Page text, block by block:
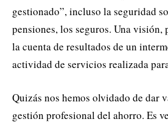
gestionado”, incluso la seguridad
pensiones, los seguros. Una visión,
la cuenta de resultados de un
actividad de servicios realizada
Quizás nos hemos olvidado de dar
gestión profesional del ahorro. Es